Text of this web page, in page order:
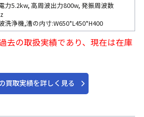
力5.2kw, 高周波出力800w, 発振周波数
洗浄機,漕の内寸:W650*L450*H400
去の取扱実績であり、現在は在庫
買取実績を詳しく見る